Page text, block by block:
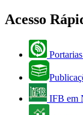
Acesso
IFB em